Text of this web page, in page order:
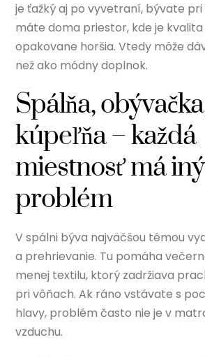
je ťažký aj po vyvetraní, bývate
máte doma priestor, kde je kvalita
opakovane horšia. Vtedy môže
než ako módny doplnok.
Spálňa,
kúpeľňa – každá
miestnosť má iný
problém
V spálni býva najväčšou témou
a prehrievanie. Tu pomáha
menej textilu, ktorý zadržiava
pri vôňach. Ak ráno vstávate s
hlavy, problém často nie je v
vzduchu.